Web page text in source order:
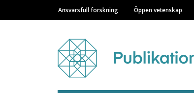
Main navigation
Ansvarsfull forskning Öppen vetenskap